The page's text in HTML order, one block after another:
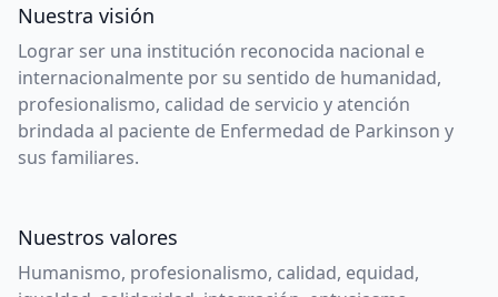
Nuestra visión
Lograr ser una institución reconocida nacional e
internacionalmente por su sentido de humanidad,
profesionalismo, calidad de servicio y atención
brindada al paciente de Enfermedad de Parkinson y
sus familiares.
Nuestros valores
Humanismo, profesionalismo, calidad, equidad,